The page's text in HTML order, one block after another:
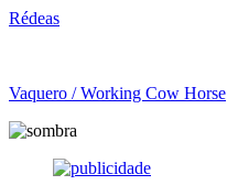
Rédeas
Vaquero / Working Cow Horse